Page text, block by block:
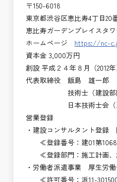
〒150-6018
東京都渋谷区恵比寿4丁目20
恵比寿ガーデンプレイスタ
ホームページ https://nc-
資本金 3,000万円
創設 平成２４年８月（2012年
代表取締役 飯島 雄一郎
技術士（建設部門
日本技術士会（正
営業登録
・建設コンサルタント登録
≪登録番号：建01第
≪登録部門：施工計画、
・労働者派遣事業 厚生労
≪許可番号：派11-